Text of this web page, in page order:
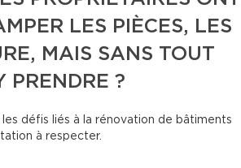
LES PIÈCES, LES
MAIS SANS TOUT
PRENDRE ?
défis liés à la rénovation de bâtiments
à respecter.